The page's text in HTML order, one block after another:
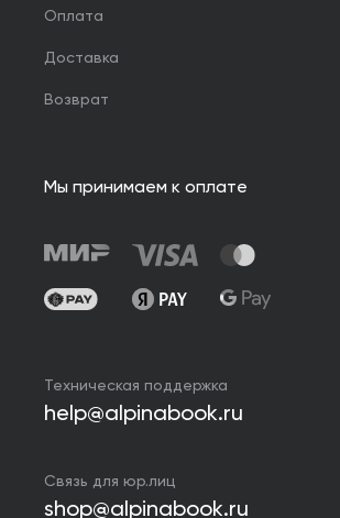
Оплата
Доставка
Возврат
Мы принимаем к оплате
Техническая поддержка
help@alpinabook.ru
Связь для юр.лиц
shop@alpinabook.ru